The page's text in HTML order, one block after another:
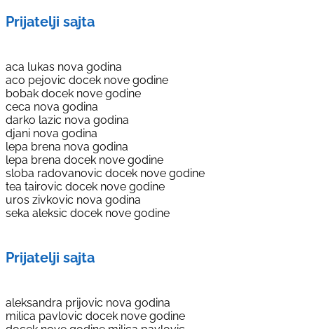
Prijatelji sajta
aca lukas nova godina
aco pejovic docek nove godine
bobak docek nove godine
ceca nova godina
darko lazic nova godina
djani nova godina
lepa brena nova godina
lepa brena docek nove godine
sloba radovanovic docek nove godine
tea tairovic docek nove godine
uros zivkovic nova godina
seka aleksic docek nove godine
Prijatelji sajta
aleksandra prijovic nova godina
milica pavlovic docek nove godine